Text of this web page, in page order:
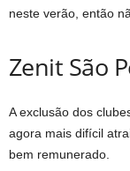
neste verão, então
Zenit São
A exclusão dos
agora mais difícil
bem remunerado.